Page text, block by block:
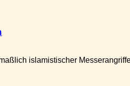
islamistischer